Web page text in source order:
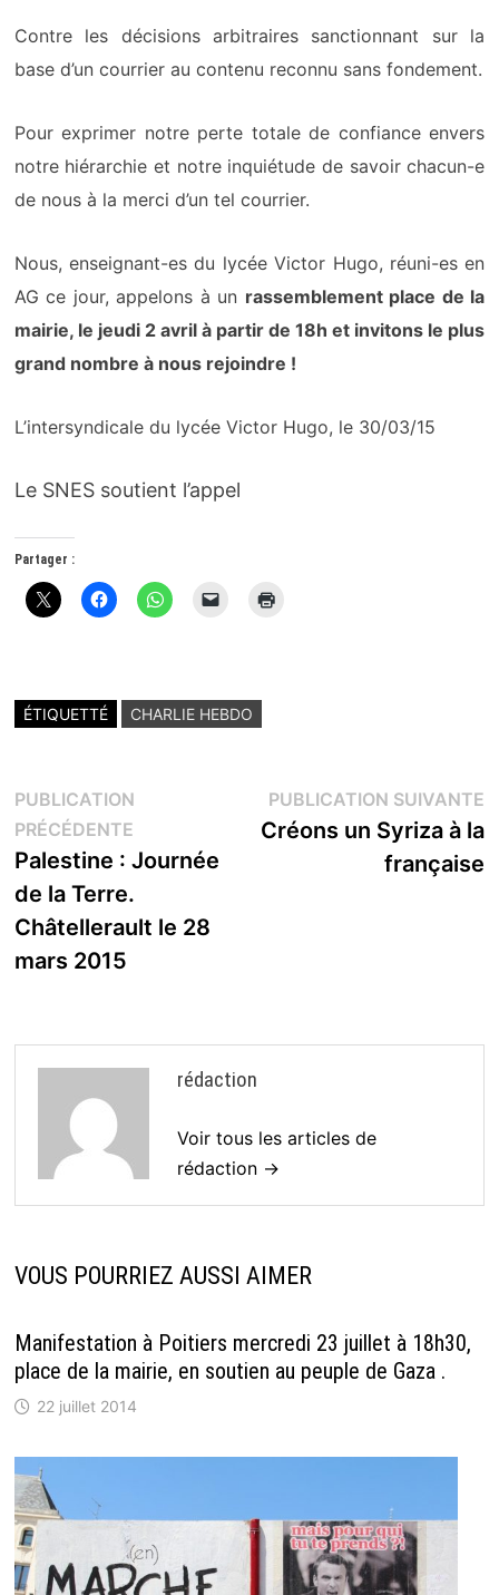
Contre les décisions arbitraires sanctionnant sur la
base d’un courrier au contenu reconnu sans fondement.
Pour exprimer notre perte totale de confiance envers
notre hiérarchie et notre inquiétude de savoir chacun-e
de nous à la merci d’un tel courrier.
Nous, enseignant-es du lycée Victor Hugo, réuni-es en
AG ce jour, appelons à un rassemblement place de la
mairie, le jeudi 2 avril à partir de 18h et invitons le plus
grand nombre à nous rejoindre !
L’intersyndicale du lycée Victor Hugo, le 30/03/15
Le SNES soutient l’appel
Partager :
ÉTIQUETTÉ CHARLIE HEBDO
Navigation
de
l’article
PUBLICATION
PRÉCÉDENTEPublication
précédente :
Palestine : Journée
de la Terre.
Châtellerault le 28
mars 2015
PUBLICATION SUIVANTE
Créons un Syriza à la
française
rédaction
Voir tous les articles de
rédaction →
VOUS POURRIEZ AUSSI AIMER
Manifestation à Poitiers mercredi 23 juillet à 18h30,
place de la mairie, en soutien au peuple de Gaza .
22 juillet 2014